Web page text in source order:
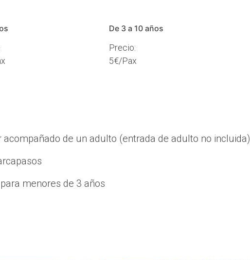
De 3 a 10 años
Precio:
5€/Pax
acompañado de un adulto (entrada de adulto no incluida)
menores de 3 años